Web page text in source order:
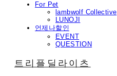
For Pet
lambwolf Collective
LUNOJI
언제나할인
EVENT
QUESTION
트리플딜라이츠